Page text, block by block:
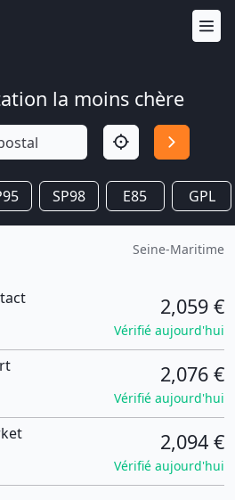
la moins chère
SP98 E85 GPL
Seine-Maritime
2,059 €
Vérifié aujourd'hui
2,076 €
Vérifié aujourd'hui
2,094 €
Vérifié aujourd'hui